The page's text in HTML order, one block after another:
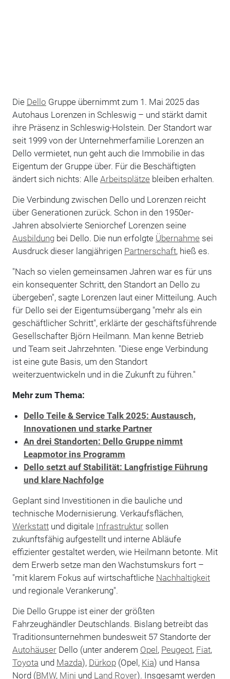
Die Dello Gruppe übernimmt zum 1. Mai 2025 das
Autohaus Lorenzen in Schleswig – und stärkt damit
ihre Präsenz in Schleswig-Holstein. Der Standort war
seit 1999 von der Unternehmerfamilie Lorenzen an
Dello vermietet, nun geht auch die Immobilie in das
Eigentum der Gruppe über. Für die Beschäftigten
ändert sich nichts: Alle Arbeitsplätze bleiben erhalten.
Die Verbindung zwischen Dello und Lorenzen reicht
über Generationen zurück. Schon in den 1950er-
Jahren absolvierte Seniorchef Lorenzen seine
Ausbildungbei Dello. Die nun erfolgte Übernahme sei
Ausdruck dieser langjährigen Partnerschaft, hieß es.
"Nach so vielen gemeinsamen Jahren war es für uns
ein konsequenter Schritt, den Standort an Dello zu
übergeben", sagte Lorenzen laut einer Mitteilung. Auch
für Dello sei der Eigentumsübergang "mehr als ein
geschäftlicher Schritt", erklärte der geschäftsführende
Gesellschafter Björn Heilmann. Man kenne Betrieb
und Team seit Jahrzehnten. "Diese enge Verbindung
ist eine gute Basis, um den Standort
weiterzuentwickeln und in die Zukunft zu führen."
Mehr zum Thema:
Dello Teile & Service Talk 2025: Austausch,
Innovationen und starke Partner
An drei Standorten: Dello Gruppe nimmt
Leapmotor ins Programm
Dello setzt auf Stabilität: Langfristige Führung
und klare Nachfolge
Geplant sind Investitionen in die bauliche und
technische Modernisierung. Verkaufsflächen,
Werkstattund digitale Infrastruktursollen
zukunftsfähig aufgestellt und interne Abläufe
effizienter gestaltet werden, wie Heilmann betonte. Mit
dem Erwerb setze man den Wachstumskurs fort –
"mit klarem Fokus auf wirtschaftliche Nachhaltigkeit
und regionale Verankerung".
Die Dello Gruppe ist einer der größten
Fahrzeughändler Deutschlands. Bislang betreibt das
Traditionsunternehmen bundesweit 57 Standorte der
AutohäuserDello (unter anderem Opel, Peugeot, Fiat,
Toyota und Mazda), Dürkop(Opel, Kia) und Hansa
Nord (BMW, Mini und Land Rover). Insgesamt werden